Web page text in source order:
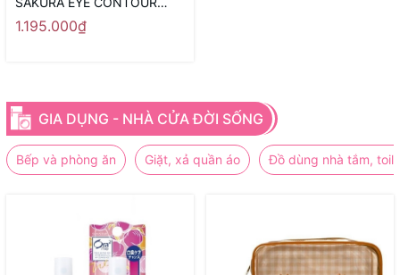
SERUM
1.195.000₫
GIA DỤNG - NHÀ CỬA ĐỜI SỐNG
Bếp và phòng ăn Giặt, xả quần áo Đồ dùng nhà tắm,